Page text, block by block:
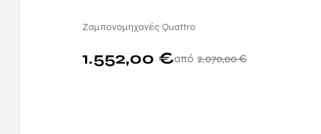
Ζαμπονομηχανές Quattro
2.070,00€
1.552,00 €